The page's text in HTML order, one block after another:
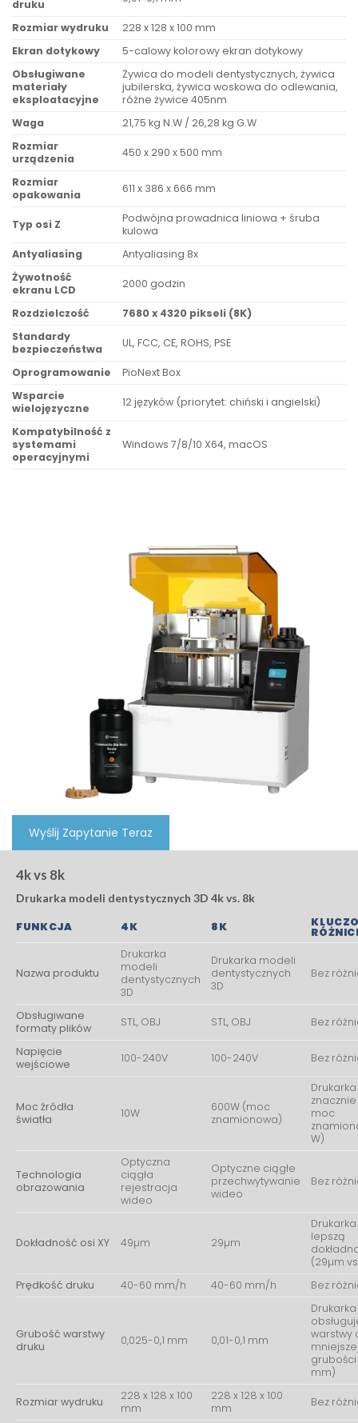
druku
Rozmiar wydruku
228 x 128 x 100 mm
Ekran dotykowy
5-calowy kolorowy ekran dotykowy
Obsługiwane
materiały
eksploatacyjne
Żywica do modeli dentystycznych, żywica
jubilerska, żywica woskowa do odlewania,
różne żywice 405nm
Waga
21,75 kg N.W / 26,28 kg G.W
Rozmiar
urządzenia
450 x 290 x 500 mm
Rozmiar
opakowania
611 x 386 x 666 mm
Typ osi Z
Podwójna prowadnica liniowa + śruba
kulowa
Antyaliasing
Antyaliasing 8x
Żywotność
ekranu LCD
2000 godzin
Rozdzielczość
7680 x 4320 pikseli (8K)
Standardy
bezpieczeństwa
UL, FCC, CE, ROHS, PSE
Oprogramowanie
PioNext Box
Wsparcie
wielojęzyczne
12 języków (priorytet: chiński i angielski)
Kompatybilność z
systemami
operacyjnymi
Windows 7/8/10 X64, macOS
Wyślij Zapytanie Teraz
4k vs 8k
Drukarka modeli dentystycznych 3D 4k vs. 8k
FUNKCJA 4K 8K
Nazwa produktu
Drukarka
modeli
dentystycznych
3D
Drukarka modeli
dentystycznych
3D
Bez
Obsługiwane
formaty plików
STL, OBJ STL, OBJ Bez
Napięcie
wejściowe
100-240V 100-240V Bez
Moc źródła
światła
10W
600W (moc
znamionowa)
moc
W)
Technologia
obrazowania
Optyczna
ciągła
rejestracja
wideo
Optyczne ciągłe
przechwytywanie
wideo
Bez
Dokładność osi XY 49µm 29µm
lepszą
(29µm
Prędkość druku
40-60 mm/h 40-60 mm/h Bez
Grubość warstwy
druku
0,025-0,1 mm 0,01-0,1 mm
Drukarka
warstwy
grubości
mm)
Rozmiar wydruku
228 x 128 x 100
mm
228 x 128 x 100
mm
Bez